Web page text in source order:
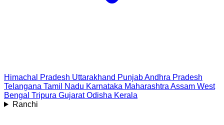
Himachal Pradesh Uttarakhand PunjabAndhra Pradesh
Telangana Tamil Nadu Karnataka Maharashtra Assam West
Bengal Tripura Gujarat Odisha Kerala
Ranchi